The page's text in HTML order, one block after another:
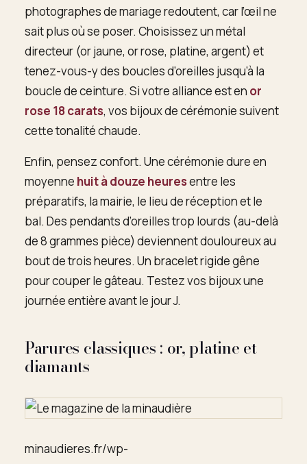
photographes de mariage redoutent, car l’œil ne
sait plus où se poser. Choisissez un métal
directeur (or jaune, or rose, platine, argent) et
tenez-vous-y des boucles d’oreilles jusqu’à la
boucle de ceinture. Si votre alliance est en or
rose 18 carats, vos bijoux de cérémonie suivent
cette tonalité chaude.
Enfin, pensez confort. Une cérémonie dure en
moyenne huit à douze heuresentre les
préparatifs, la mairie, le lieu de réception et le
bal. Des pendants d’oreilles trop lourds (au-delà
de 8 grammes pièce) deviennent douloureux au
bout de trois heures. Un bracelet rigide gêne
pour couper le gâteau. Testez vos bijoux une
journée entière avant le jour J.
Parures classiques : or, platine et
diamants
minaudieres.fr/wp-